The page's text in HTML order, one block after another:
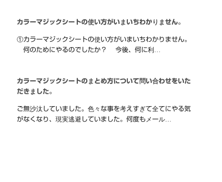
カラーマジックシートの使い方がいまいちわかりません。
①カラーマジックシートの使い方がいまいちわかりません。
何のためにやるのでしたか？ 今後、何に利…
カラーマジックシートのまとめ方について問い合わせをいた
だきました。
ご無沙汰していました。色々な事を考えすぎて全てにやる気
がなくなり、現実逃避していました。何度もメール…